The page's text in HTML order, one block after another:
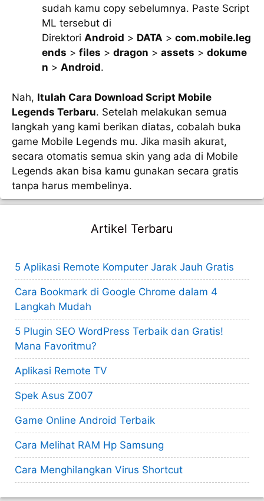
sudah kamu copy sebelumnya. Paste Script
ML tersebut di
Direktori Android > DATA > com.mobile.leg
ends > files > dragon > assets > dokume
n > Android.
Nah, Itulah Cara Download Script Mobile
Legends Terbaru. Setelah melakukan semua
langkah yang kami berikan diatas, cobalah buka
game Mobile Legends mu. Jika masih akurat,
secara otomatis semua skin yang ada di Mobile
Legends akan bisa kamu gunakan secara gratis
tanpa harus membelinya.
Artikel Terbaru
5 Aplikasi Remote Komputer Jarak Jauh Gratis
Cara Bookmark di Google Chrome dalam 4
Langkah Mudah
5 Plugin SEO WordPress Terbaik dan Gratis!
Mana Favoritmu?
Aplikasi Remote TV
Spek Asus Z007
Game Online Android Terbaik
Cara Melihat RAM Hp Samsung
Cara Menghilangkan Virus Shortcut